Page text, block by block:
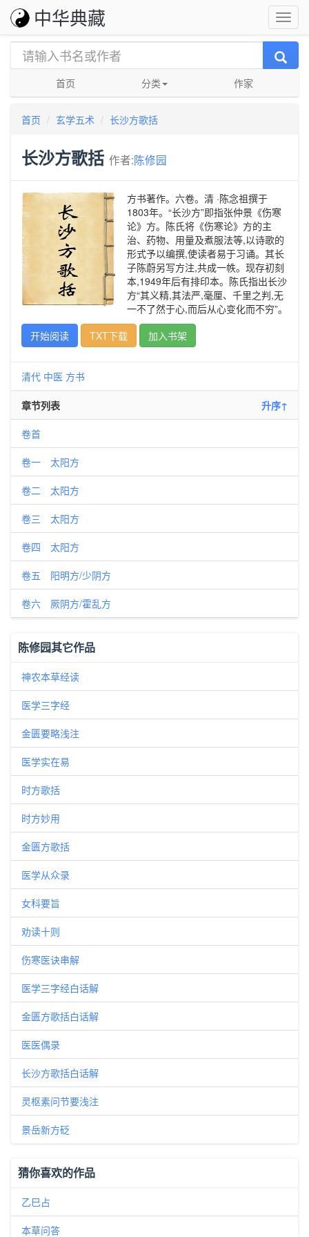
中华典藏
首页 分类 作家
首页 玄学五术 长沙方歌括
长沙方歌括 作者:陈修园
方书著作。六卷。清 ·陈念祖撰于
1803年。“长沙方”即指张仲景《伤寒
论》方。陈氏将《伤寒论》方的主
治、药物、用量及煮服法等,以诗歌的
形式予以编撰,使读者易于习诵。其长
子陈蔚另写方注,共成一帙。现存初刻
本,1949年后有排印本。陈氏指出长沙
方“其义精,其法严,毫厘、千里之判,无
一不了然于心,而后从心变化而不穷”。
开始阅读
TXT下载 加入书架
清代 中医 方书
章节列表 升序↑
卷首
卷一 太阳方
卷二 太阳方
卷三 太阳方
卷四 太阳方
卷五 阳明方/少阴方
卷六 厥阴方/霍乱方
陈修园其它作品
神农本草经读
医学三字经
金匮要略浅注
医学实在易
时方歌括
时方妙用
金匮方歌括
医学从众录
女科要旨
劝读十则
伤寒医诀串解
医学三字经白话解
金匮方歌括白话解
医医偶录
长沙方歌括白话解
灵枢素问节要浅注
景岳新方砭
猜你喜欢的作品
乙巳占
本草问答